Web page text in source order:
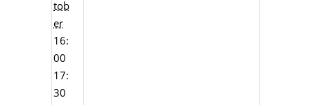
tob
er
16:
00
17:
30